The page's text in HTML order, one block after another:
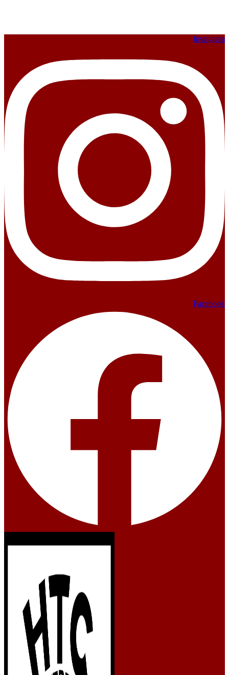
Instagram
Facebook